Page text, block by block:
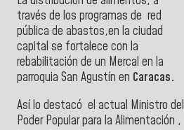
través de los programas de red
pública de abastos,en la ciudad
capital se fortalece con la
rebabilitación de un Mercal en la
parroquia San Agustín en Caracas.
Así lo destacó el actual Ministro del
Poder Popular para la Alimentación ,